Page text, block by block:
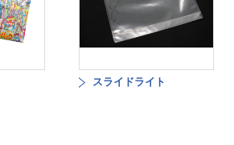
スライドライト